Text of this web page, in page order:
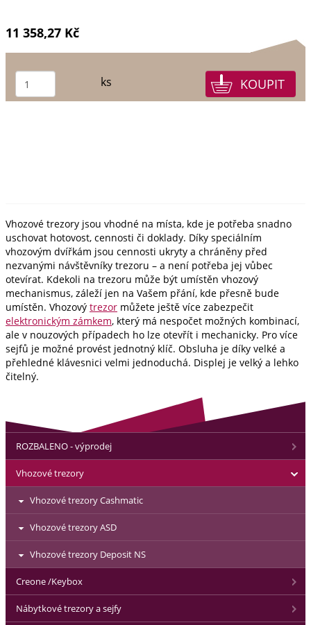
11 358,27 Kč
ks
Vhozové trezory jsou vhodné na místa, kde je potřeba snadno
uschovat hotovost, cennosti či doklady. Díky speciálním
vhozovým dvířkám jsou cennosti ukryty a chráněny před
nezvanými návštěvníky trezoru – a není potřeba jej vůbec
otevírat. Kdekoli na trezoru může být umístěn vhozový
mechanismus, záleží jen na Vašem přání, kde přesně bude
umístěn. Vhozový trezor můžete ještě více zabezpečit
elektronickým zámkem, který má nespočet možných kombinací,
ale v nouzových případech ho lze otevřít i mechanicky. Pro více
sejfů je možné provést jednotný klíč. Obsluha je díky velké a
přehledné klávesnici velmi jednoduchá. Displej je velký a lehko
čitelný.
ROZBALENO - výprodej
Vhozové trezory
Vhozové trezory Cashmatic
Vhozové trezory ASD
Vhozové trezory Deposit NS
Creone /Keybox
Nábytkové trezory a sejfy